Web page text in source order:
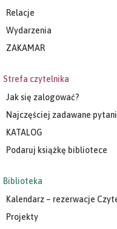
Relacje
Wydarzenia
ZAKAMAR
Strefa czytelnika
Jak się zalogować?
Najczęściej zadawane
KATALOG
Podaruj książkę bibliotece
Biblioteka
Kalendarz – rezerwacje
Projekty